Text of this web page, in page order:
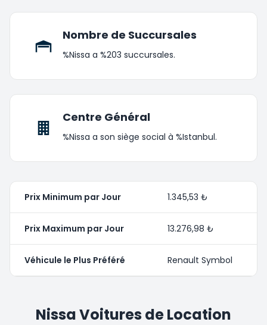
Nombre de Succursales
%Nissa a %203 succursales.
Centre Général
%Nissa a son siège social à %Istanbul.
Prix Minimum par Jour 1.345,53 ₺
Prix Maximum par Jour 13.276,98 ₺
Véhicule le Plus Préféré Renault Symbol
Nissa Voitures de Location